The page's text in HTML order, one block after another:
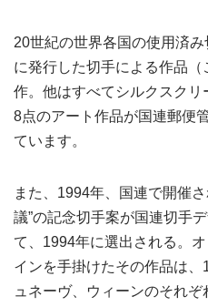
20世紀の世界各国の使用済
に発行した切手による作品（
作。他はすべてシルクスク
8点のアート作品が国連郵便
ています。
また、1994年、国連で開催
議”の記念切手案が国連切手
て、1994年に選出される。
インを手掛けたその作品は
ュネーヴ、ウィーンのそれ